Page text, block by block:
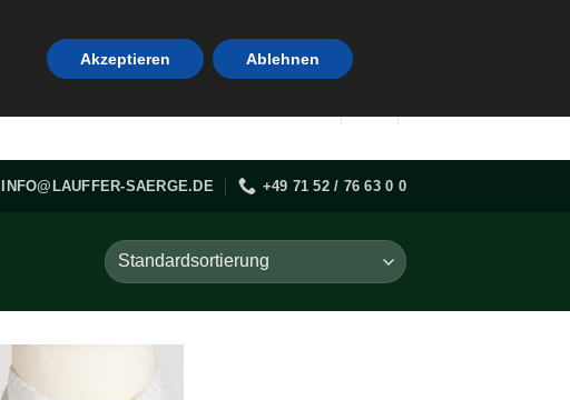
INFO@LAUFFER-SAERGE.DE +49 71 52 / 76 63 0 0
Akzeptieren Ablehnen